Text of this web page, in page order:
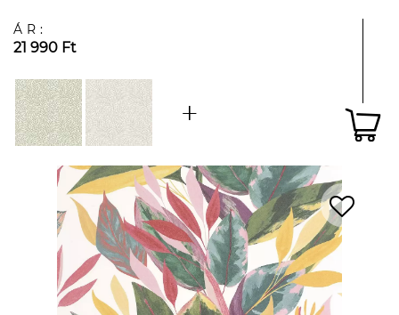
ÁR:
21 990 Ft